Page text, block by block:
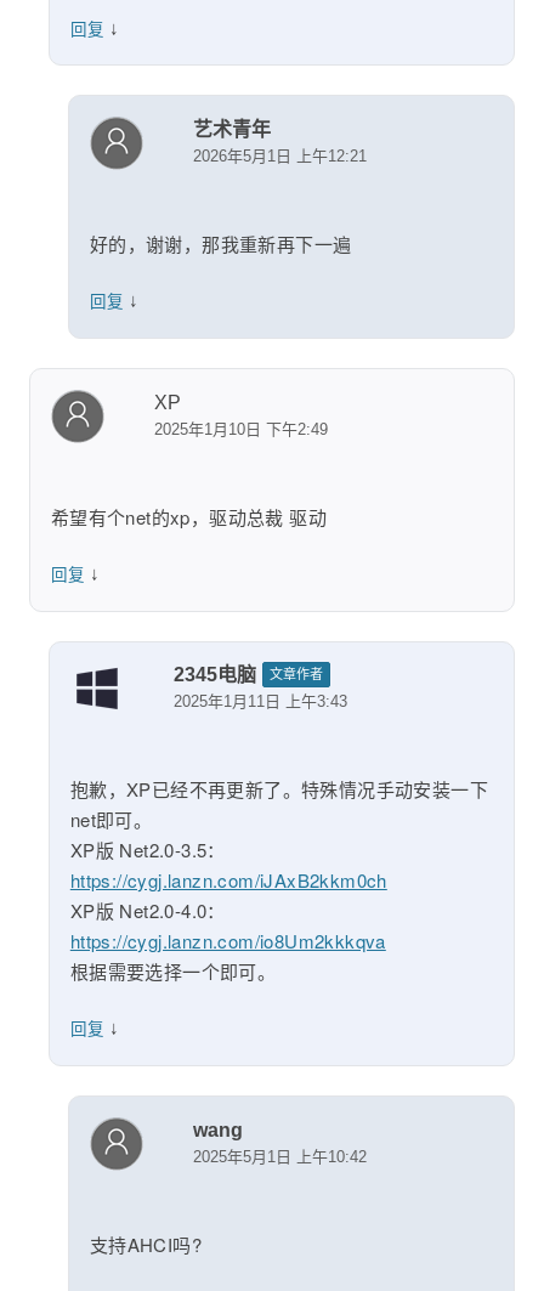
回复 ↓
艺术青年
2026年5月1日 上午12:21
好的，谢谢，那我重新再下一遍
回复 ↓
XP
2025年1月10日 下午2:49
希望有个net的xp，驱动总裁 驱动
回复 ↓
2345电脑 文章作者
2025年1月11日 上午3:43
抱歉，XP已经不再更新了。特殊情况手动安装一下
net即可。
XP版 Net2.0-3.5：
https://cygj.lanzn.com/iJAxB2kkm0ch
XP版 Net2.0-4.0：
https://cygj.lanzn.com/io8Um2kkkqva
根据需要选择一个即可。
回复 ↓
wang
2025年5月1日 上午10:42
支持AHCI吗?